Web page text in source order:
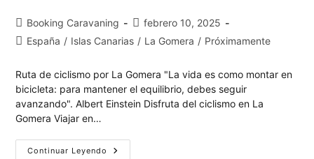
Booking Caravaning
febrero 10, 2025
España / Islas Canarias / La Gomera / Próximamente
Ruta de ciclismo por La Gomera "La vida es como montar en
bicicleta: para mantener el equilibrio, debes seguir
avanzando". Albert Einstein Disfruta del ciclismo en La
Gomera Viajar en…
Continuar Leyendo